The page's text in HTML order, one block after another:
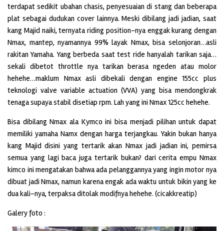
terdapat sedikit ubahan chasis, penyesuaian di stang dan beberapa
plat sebagai dudukan cover lainnya. Meski dibilang jadi jadian, saat
kang Majid naiki, ternyata riding position-nya enggak kurang dengan
Nmax, mantep, nyamannya 99% layak Nmax, bisa selonjoran…asli
rakitan Yamaha. Yang berbeda saat test ride hanyalah tarikan saja…
sekali dibetot throttle nya tarikan berasa ngeden atau molor
hehehe…maklum Nmax asli dibekali dengan engine 155cc plus
teknologi valve variable actuation (VVA) yang bisa mendongkrak
tenaga supaya stabil disetiap rpm. Lah yang ini Nmax 125cc hehehe.
Bisa dibilang Nmax ala Kymco ini bisa menjadi pilihan untuk dapat
memiliki yamaha Namx dengan harga terjangkau. Yakin bukan hanya
kang Majid disini yang tertarik akan Nmax jadi jadian ini, pemirsa
semua yang lagi baca juga tertarik bukan? dari cerita empu Nmax
kimco ini mengatakan bahwa ada pelanggannya yang ingin motor nya
dibuat jadi Nmax, namun karena engak ada waktu untuk bikin yang ke
dua kali-nya, terpaksa ditolak modifnya hehehe. (cicakkreatip)
Galery foto :